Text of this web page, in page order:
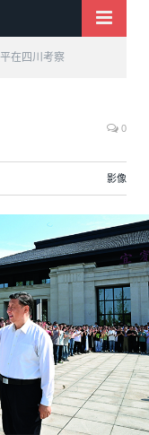
在四川考察
0
影像